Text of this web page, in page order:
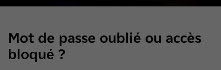
Mot de passe oublié ou accès
bloqué ?